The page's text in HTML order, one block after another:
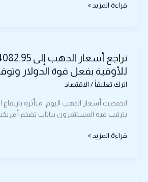
من
قراءة المزيد »
للأوقية بفعل قوة الدولار
اترك تعليقاً / الاقتصاد
انخفضت أسعار الذهب اليوم، متأثرة
يترقب فيه المستثمرون بيانات تضخم
أسعار
الذهب
4082.95
دولاراً
للأوقية
قوة
قراءة المزيد »